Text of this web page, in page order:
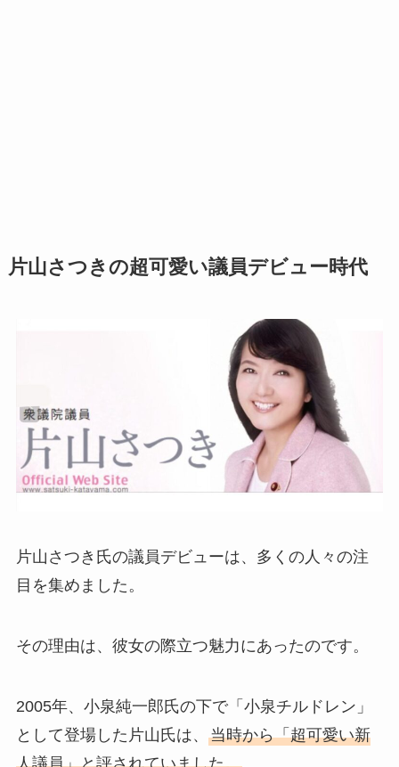
片山さつきの超可愛い議員デビュー時代
片山さつき氏の議員デビューは、多くの人々の注
目を集めました。
その理由は、彼女の際立つ魅力にあったのです。
2005年、小泉純一郎氏の下で「小泉チルドレン」
として登場した片山氏は、 当時から「超可愛い新